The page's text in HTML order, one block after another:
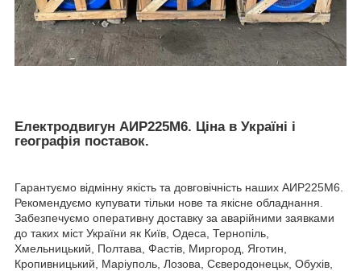
Електродвигун АИР225М6. Ціна в Україні і
географія поставок.
Гарантуємо відмінну якість та довговічність наших АИР225М6.
Рекомендуємо купувати тільки нове та якісне обладнання.
Забезпечуємо оперативну доставку за аварійними заявками
до таких міст України як Київ, Одеса, Тернопіль,
Хмельницький, Полтава, Фастів, Миргород, Яготин,
Кропивницький, Маріуполь, Лозова, Сєверодонецьк, Обухів,